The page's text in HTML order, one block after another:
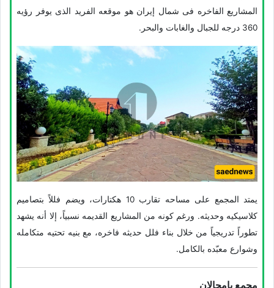
المشاریع الفاخره فی شمال إیران هو موقعه الفرید الذی یوفر رؤیه
360 درجه للجبال والغابات والبحر.
یمتد المجمع على مساحه تقارب 10 هکتارات، ویضم فللاً بتصامیم
کلاسیکیه وحدیثه. ورغم کونه من المشاریع القدیمه نسبیاً، إلا أنه یشهد
تطوراً تدریجیاً من خلال بناء فلل حدیثه فاخره، مع بنیه تحتیه متکامله
وشوارع معبّده بالکامل.
مجمع بامچالان